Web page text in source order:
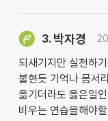
3. 박자경
되새기지만 실천하
불현듯 기억나 몸서
옮기더라도 옳은일
비우는 연습을해야